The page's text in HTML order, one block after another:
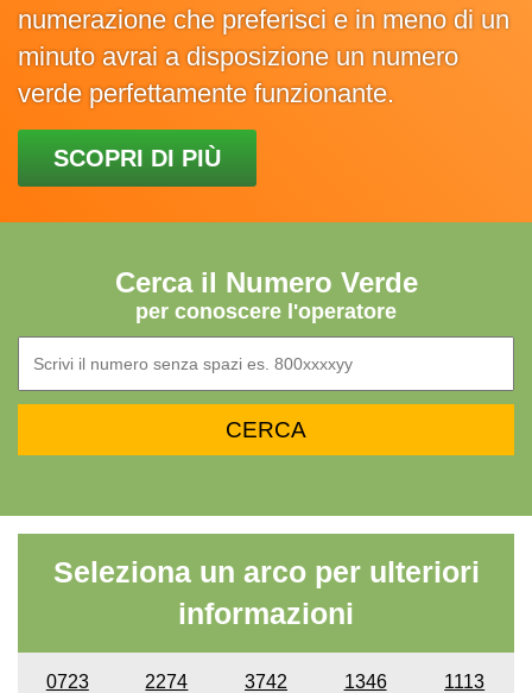
numerazione che preferisci e in meno di un
minuto avrai a disposizione un numero
verde perfettamente funzionante.
SCOPRI DI PIÙ
Cerca il Numero Verde
per conoscere l'operatore
Seleziona un arco per ulteriori
informazioni
0723 2274 3742 1346 1113